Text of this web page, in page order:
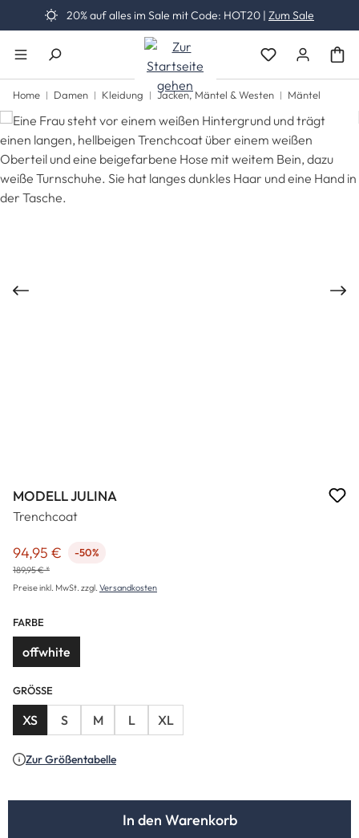
Zum Hauptinhalt springen
20% auf alles im Sale mit Code: HOT20 | Zum Sale
Du hast 0
Home Damen Kleidung Jacken, Mäntel & Westen Mäntel
Bildergalerie überspringen
MODELL JULINA
Trenchcoat
Verkaufspreis:
94,95 € -50%
189,95 € *
Preise inkl. MwSt. zzgl. Versandkosten
FARBE
offwhite
GRÖSSE
XS S M L XL
Zur Größentabelle
In den Warenkorb